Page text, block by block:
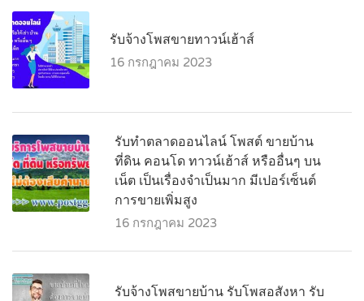
รับจ้างโพสขายทาวน์เฮ้าส์
16 กรกฎาคม 2023
รับทำตลาดออนไลน์ โพสต์ ขายบ้าน
ที่ดิน คอนโด ทาวน์เฮ้าส์ หรืออื่นๆ บน
เน็ต เป็นเรื่องจำเป็นมาก มีเปอร์เซ็นต์
การขายเพิ่มสูง
16 กรกฎาคม 2023
รับจ้างโพสขายบ้าน รับโพสอสังหา รับ